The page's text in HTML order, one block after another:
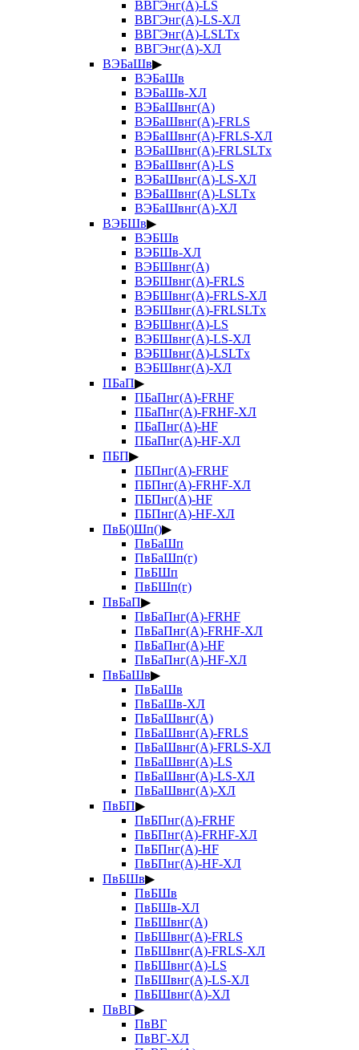
ВВГЭнг(А)-LS
ВВГЭнг(А)-LS-ХЛ
ВВГЭнг(А)-LSLTx
ВВГЭнг(А)-ХЛ
ВЭБаШв▶
ВЭБаШв
ВЭБаШв-ХЛ
ВЭБаШвнг(А)
ВЭБаШвнг(А)-FRLS
ВЭБаШвнг(А)-FRLS-ХЛ
ВЭБаШвнг(А)-FRLSLTx
ВЭБаШвнг(А)-LS
ВЭБаШвнг(А)-LS-ХЛ
ВЭБаШвнг(А)-LSLTx
ВЭБаШвнг(А)-ХЛ
ВЭБШв▶
ВЭБШв
ВЭБШв-ХЛ
ВЭБШвнг(А)
ВЭБШвнг(А)-FRLS
ВЭБШвнг(А)-FRLS-ХЛ
ВЭБШвнг(А)-FRLSLTx
ВЭБШвнг(А)-LS
ВЭБШвнг(А)-LS-ХЛ
ВЭБШвнг(А)-LSLTx
ВЭБШвнг(А)-ХЛ
ПБаП▶
ПБаПнг(А)-FRHF
ПБаПнг(А)-FRHF-ХЛ
ПБаПнг(А)-HF
ПБаПнг(А)-HF-ХЛ
ПБП▶
ПБПнг(А)-FRHF
ПБПнг(А)-FRHF-ХЛ
ПБПнг(А)-HF
ПБПнг(А)-HF-ХЛ
ПвБ()Шп()▶
ПвБаШп
ПвБаШп(г)
ПвБШп
ПвБШп(г)
ПвБаП▶
ПвБаПнг(А)-FRHF
ПвБаПнг(А)-FRHF-ХЛ
ПвБаПнг(А)-HF
ПвБаПнг(А)-HF-ХЛ
ПвБаШв▶
ПвБаШв
ПвБаШв-ХЛ
ПвБаШвнг(А)
ПвБаШвнг(А)-FRLS
ПвБаШвнг(А)-FRLS-ХЛ
ПвБаШвнг(А)-LS
ПвБаШвнг(А)-LS-ХЛ
ПвБаШвнг(А)-ХЛ
ПвБП▶
ПвБПнг(А)-FRHF
ПвБПнг(А)-FRHF-ХЛ
ПвБПнг(А)-HF
ПвБПнг(А)-HF-ХЛ
ПвБШв▶
ПвБШв
ПвБШв-ХЛ
ПвБШвнг(А)
ПвБШвнг(А)-FRLS
ПвБШвнг(А)-FRLS-ХЛ
ПвБШвнг(А)-LS
ПвБШвнг(А)-LS-ХЛ
ПвБШвнг(А)-ХЛ
ПвВГ▶
ПвВГ
ПвВГ-ХЛ